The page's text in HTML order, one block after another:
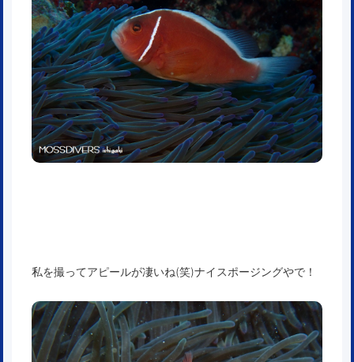
私を撮ってアピールが凄いね(笑)ナイスポージングやで！